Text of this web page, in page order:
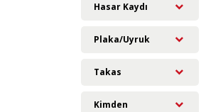
Hasar Kaydı
Plaka/Uyruk
Takas
Kimden